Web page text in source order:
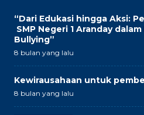
“Dari Edukasi hingga Aksi:
SMP Negeri 1 Aranday
Bullying”
8 bulan yang lalu
Kewirausahaan untuk
8 bulan yang lalu